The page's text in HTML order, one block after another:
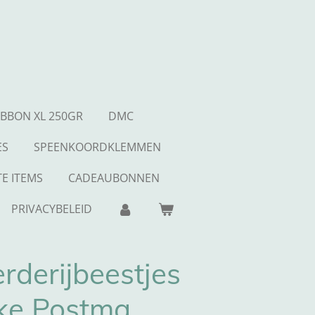
XL 250GR
DMC
SPEENKOORDKLEMMEN
ITEMS
CADEAUBONNEN
PRIVACYBELEID